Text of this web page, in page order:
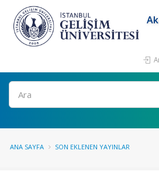
Ara
ANA SAYFA SON EKLENEN YAYINLAR